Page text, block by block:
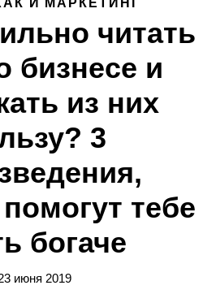
И МАРКЕТИНГ
читать
бизнесе и
из них
3
тебе
богаче
июня 2019